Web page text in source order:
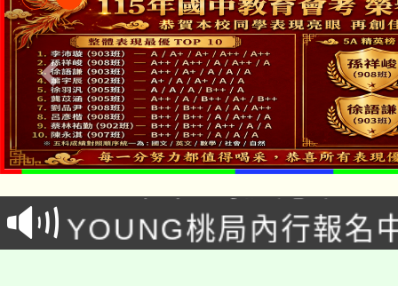
「本色祭」8/29、30在
場熱烈登場!
8/21下午1時於龍潭區
徵才活動。
YOUNG桃局內行報名
8月14至27日，桃園電